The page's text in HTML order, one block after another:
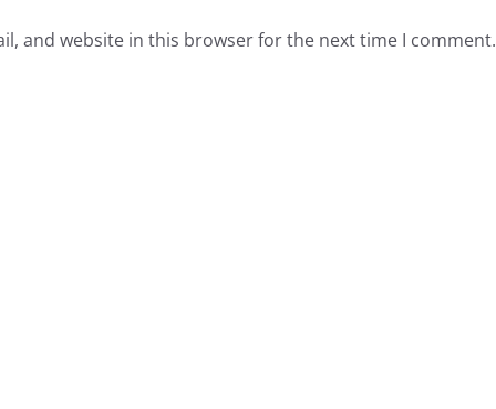
and website in this browser for the next time I comment.